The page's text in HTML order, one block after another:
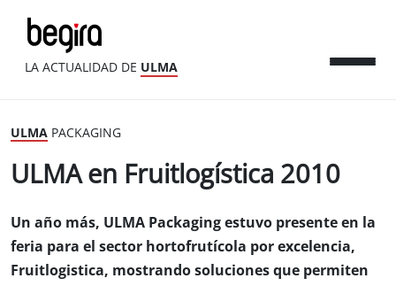
LA ACTUALIDAD DE ULMA
ULMA PACKAGING
ULMA en Fruitlogística 2010
Un año más, ULMA Packaging estuvo presente en la
feria para el sector hortofrutícola por excelencia,
Fruitlogistica, mostrando soluciones que permiten